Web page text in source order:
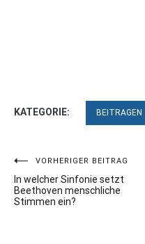
KATEGORIE: BEITRAGEN
Beitragsnavigation
VORHERIGER BEITRAG
In welcher Sinfonie setzt
Beethoven menschliche
Stimmen ein?